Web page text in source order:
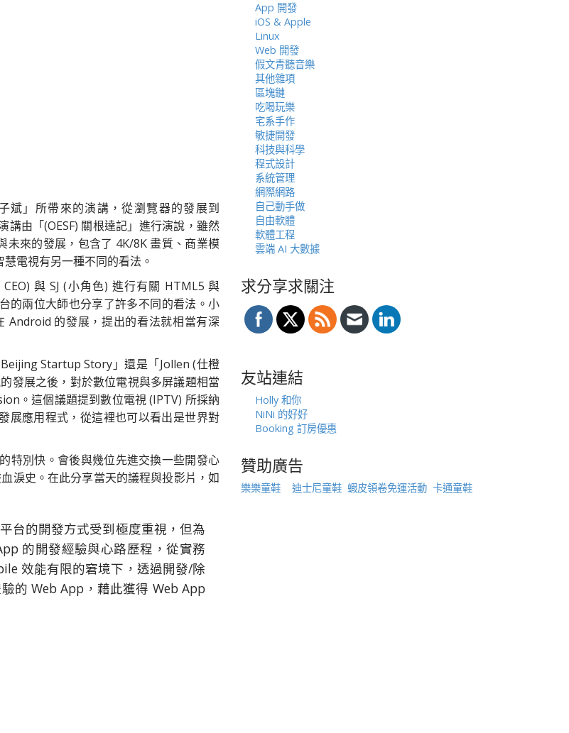
斌」所帶來的演講，從瀏覽器的發展到
由「(OESF) 關根達記」進行演說，雖然
未來的發展，包含了 4K/8K 畫質、商業模
電視有另一種不同的看法。
與 SJ (小角色) 進行有關 HTML5 與
的兩位大師也分享了許多不同的看法。小
Android 的發展，提出的看法就相當有深
Startup Story」還是「Jollen (仕橙
發展之後，對於數位電視與多屏議題相當
。這個議題提到數位電視 (IPTV) 所採納
展應用程式，從這裡也可以看出是世界對
特別快。會後與幾位先進交換一些開發心
淚史。在此分享當天的議程與投影片，如
台的開發方式受到極度重視，但為
的開發經驗與心路歷程，從實務
效能有限的窘境下，透過開發/除
的 Web App，藉此獲得 Web App
App 開發
iOS & Apple
Linux
Web 開發
假文青聽音樂
其他雜項
區塊鏈
吃喝玩樂
宅系手作
敏捷開發
科技與科學
程式設計
系統管理
網際網路
自己動手做
自由軟體
軟體工程
雲端 AI 大數據
求分享求關注
友站連結
Holly 和你
NiNi 的好好
Booking 訂房優惠
贊助廣告
樂樂童鞋 迪士尼童鞋 蝦皮領卷免運活動 卡通童鞋